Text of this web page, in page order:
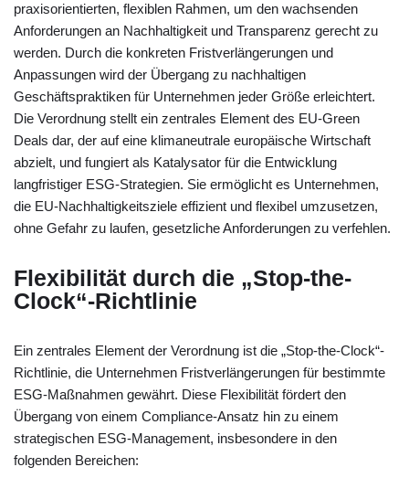
praxisorientierten, flexiblen Rahmen, um den wachsenden
Anforderungen an Nachhaltigkeit und Transparenz gerecht zu
werden. Durch die konkreten Fristverlängerungen und
Anpassungen wird der Übergang zu nachhaltigen
Geschäftspraktiken für Unternehmen jeder Größe erleichtert.
Die Verordnung stellt ein zentrales Element des EU-Green
Deals dar, der auf eine klimaneutrale europäische Wirtschaft
abzielt, und fungiert als Katalysator für die Entwicklung
langfristiger ESG-Strategien. Sie ermöglicht es Unternehmen,
die EU-Nachhaltigkeitsziele effizient und flexibel umzusetzen,
ohne Gefahr zu laufen, gesetzliche Anforderungen zu verfehlen.
Flexibilität durch die „Stop-the-
Clock“-Richtlinie
Ein zentrales Element der Verordnung ist die „Stop-the-Clock“-
Richtlinie, die Unternehmen Fristverlängerungen für bestimmte
ESG-Maßnahmen gewährt. Diese Flexibilität fördert den
Übergang von einem Compliance-Ansatz hin zu einem
strategischen ESG-Management, insbesondere in den
folgenden Bereichen: